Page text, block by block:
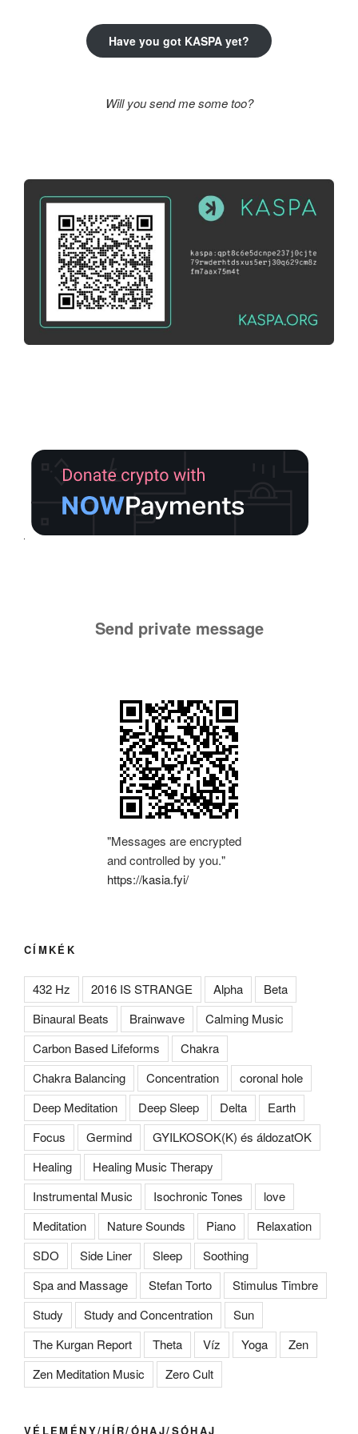
Have you got KASPA yet?
Will you send me some too?
Send private message
"Messages are encrypted
and controlled by you."
https://kasia.fyi/
CÍMKÉK
432 Hz 2016 IS STRANGE Alpha
Beta
Binaural Beats
Brainwave
Calming Music
Carbon Based Lifeforms
Chakra
Chakra Balancing
Concentration
coronal hole
Deep Meditation
Deep Sleep Delta
Earth
Focus
Germind
GYILKOSOK(K) és áldozatOK
Healing
Healing Music Therapy
Instrumental Music
Isochronic Tones
love
Meditation
Nature Sounds Piano
Relaxation
SDO
Side Liner Sleep
Soothing
Spa and Massage
Stefan Torto
Stimulus Timbre
Study
Study and Concentration
Sun
The Kurgan Report
Theta Víz Yoga
Zen
Zen Meditation Music
Zero Cult
VÉLEMÉNY/HÍR/ÓHAJ/SÓHAJ